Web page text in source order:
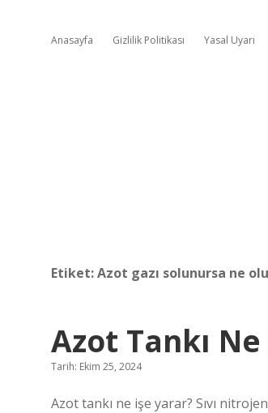
Anasayfa Gizlilik Politikası Yasal Uyarı
Etiket:Azot gazı solunursa ne
Azot Tankı
Tarih: Ekim 25, 2024
Azot tankı ne işe yarar? Sıvı